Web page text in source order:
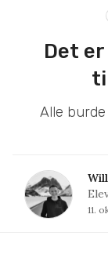
Det
Alle
11.